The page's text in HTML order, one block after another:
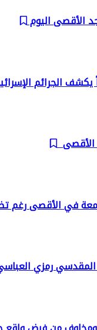
الجرائم
الأقصى
في الأقصى رغم
المقدسي رمزي